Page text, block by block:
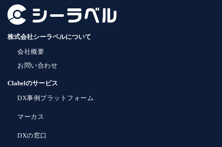
株式会社シーラベルについて
会社概要
お問い合わせ
Clabelのサービス
DX事例プラットフォーム
マーカス
DXの窓口